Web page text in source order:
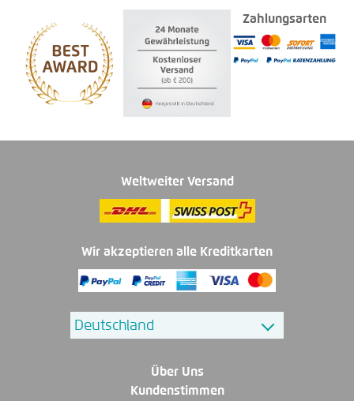
Zahlungsarten
Weltweiter Versand
Wir akzeptieren alle Kreditkarten
Über Uns
Kundenstimmen